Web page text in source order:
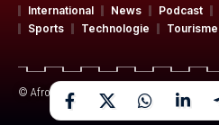
International
News Podcast
Sports
Technologie Tourisme
© AfroPlanete. Média panafricain. Tous